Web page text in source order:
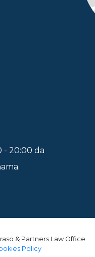
- 20:00 da
& Partners Law Office
Policy